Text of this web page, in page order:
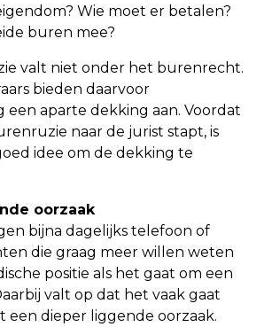
Wie moet er betalen?
buren mee?
valt niet onder het burenrecht.
bieden daarvoor
een aparte dekking aan. Voordat
naar de jurist stapt, is
idee om de dekking te
oorzaak
bijna dagelijks telefoon of
die graag meer willen weten
positie als het gaat om een
valt op dat het vaak gaat
een dieper liggende oorzaak.